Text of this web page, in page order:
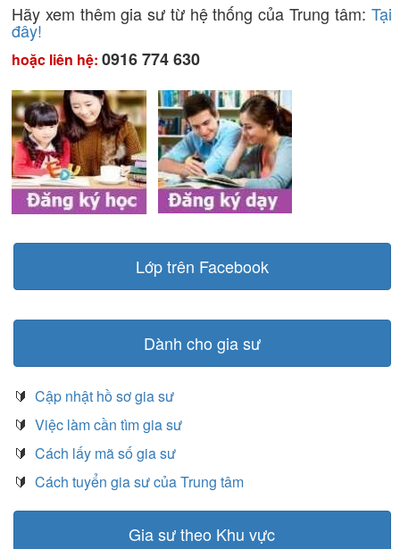
Hãy xem thêm gia sư từ hệ thống của Trung tâm: Tại
đây!
hoặc liên hệ: 0916 774 630
Lớp trên Facebook
Dành cho gia sư
🔰 Cập nhật hồ sơ gia sư
🔰 Việc làm cần tìm gia sư
🔰 Cách lấy mã số gia sư
🔰 Cách tuyển gia sư của Trung tâm
Gia sư theo Khu vực